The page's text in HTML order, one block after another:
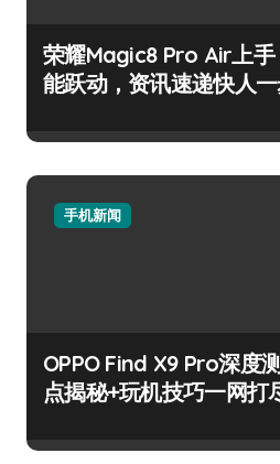
荣耀Magic8 Pro Air上手
能跃动，资讯速递快人一
手机新闻
OPPO Find X9 Pro深度
点揭秘+玩机技巧一网打